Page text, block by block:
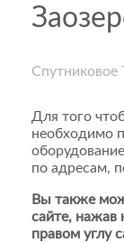
Спутниковое
Для того
необходимо
по адресам,
Вы также
сайте, нажав
правом углу